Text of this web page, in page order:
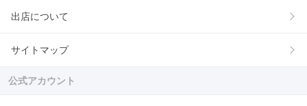
出店について
サイトマップ
公式アカウント